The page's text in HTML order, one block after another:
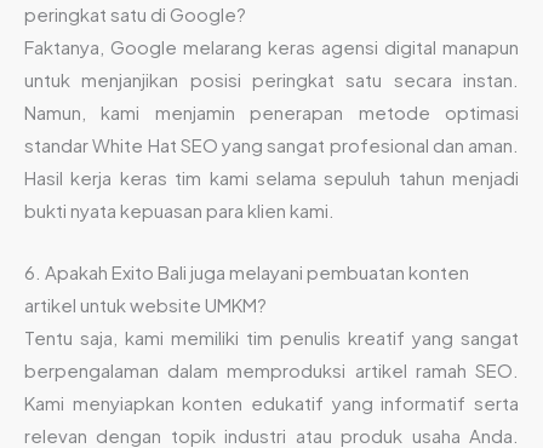
peringkat satu di Google?
Faktanya, Google melarang keras agensi digital manapun
untuk menjanjikan posisi peringkat satu secara instan.
Namun, kami menjamin penerapan metode optimasi
standar White Hat SEO yang sangat profesional dan aman.
Hasil kerja keras tim kami selama sepuluh tahun menjadi
bukti nyata kepuasan para klien kami.
6. Apakah Exito Bali juga melayani pembuatan konten
artikel untuk website UMKM?
Tentu saja, kami memiliki tim penulis kreatif yang sangat
berpengalaman dalam memproduksi artikel ramah SEO.
Kami menyiapkan konten edukatif yang informatif serta
relevan dengan topik industri atau produk usaha Anda.